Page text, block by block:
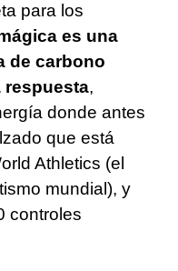
para los
es una
de carbono
respuesta,
donde antes
que está
Athletics (el
mundial), y
controles